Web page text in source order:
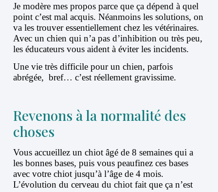
Je modère mes propos parce que ça dépend à quel
point c’est mal acquis. Néanmoins les solutions, on
va les trouver essentiellement chez les vétérinaires.
Avec un chien qui n’a pas d’inhibition ou très peu,
les éducateurs vous aident à éviter les incidents.
Une vie très difficile pour un chien, parfois
abrégée, bref… c’est réellement gravissime.
Revenons à la normalité des
choses
Vous accueillez un chiot âgé de 8 semaines qui a
les bonnes bases, puis vous peaufinez ces bases
avec votre chiot jusqu’à l’âge de 4 mois.
L’évolution du cerveau du chiot fait que ça n’est